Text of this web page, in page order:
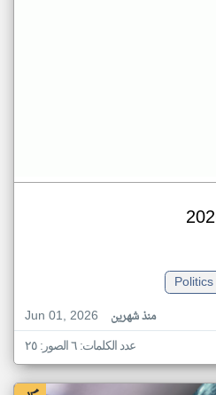
Politics
Jun 01, 2026
منذ شهرين
عدد الكلمات: ٦ الصور: ٢٥